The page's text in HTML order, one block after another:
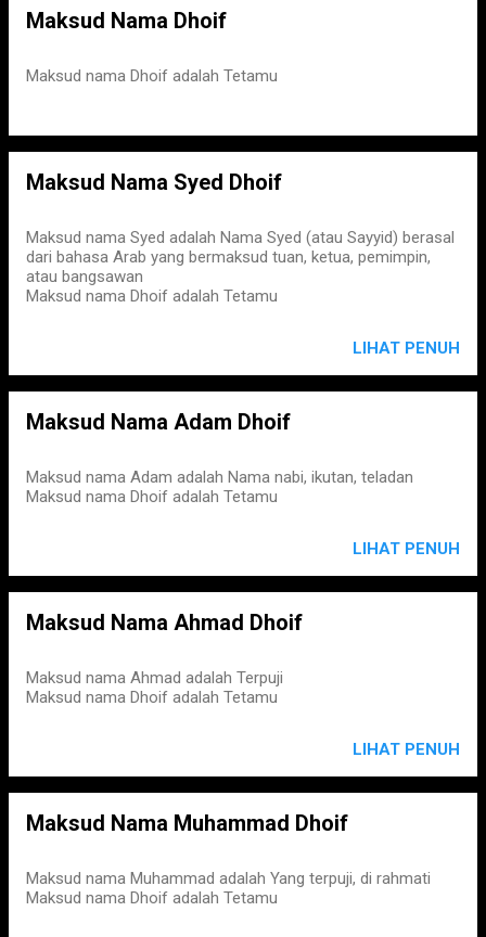
Maksud Nama Dhoif
Maksud nama Dhoif adalah Tetamu
Maksud Nama Syed Dhoif
Maksud nama Syed adalah Nama Syed (atau Sayyid) berasal
dari bahasa Arab yang bermaksud tuan, ketua, pemimpin,
atau bangsawan
Maksud nama Dhoif adalah Tetamu
LIHAT PENUH
Maksud Nama Adam Dhoif
Maksud nama Adam adalah Nama nabi, ikutan, teladan
Maksud nama Dhoif adalah Tetamu
LIHAT PENUH
Maksud Nama Ahmad Dhoif
Maksud nama Ahmad adalah Terpuji
Maksud nama Dhoif adalah Tetamu
LIHAT PENUH
Maksud Nama Muhammad Dhoif
Maksud nama Muhammad adalah Yang terpuji, di rahmati
Maksud nama Dhoif adalah Tetamu